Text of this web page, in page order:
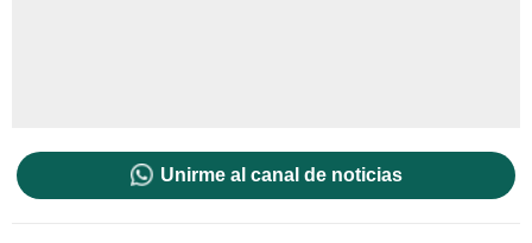
Unirme al canal de noticias